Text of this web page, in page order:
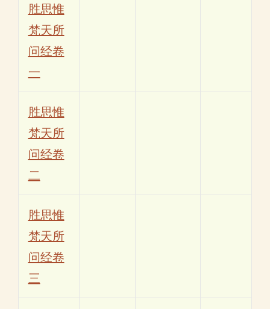
胜思惟
梵天所
问经卷
一
胜思惟
梵天所
问经卷
二
胜思惟
梵天所
问经卷
三